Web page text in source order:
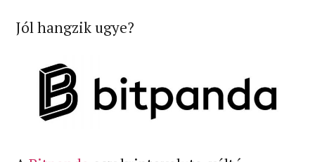
Jól hangzik ugye?